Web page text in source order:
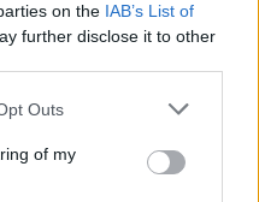
on the IAB’s List of
further disclose it to other
Outs
of my